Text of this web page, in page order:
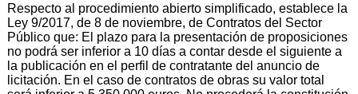
Respecto al procedimiento abierto simplificado, establece la
Ley 9/2017, de 8 de noviembre, de Contratos del Sector
Público que: El plazo para la presentación de proposiciones
no podrá ser inferior a 10 días a contar desde el siguiente a
la publicación en el perfil de contratante del anuncio de
licitación. En el caso de contratos de obras su valor total